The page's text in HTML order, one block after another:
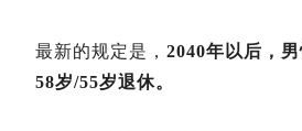
最新的规定是， 2040年以后，
58岁/55岁退休。